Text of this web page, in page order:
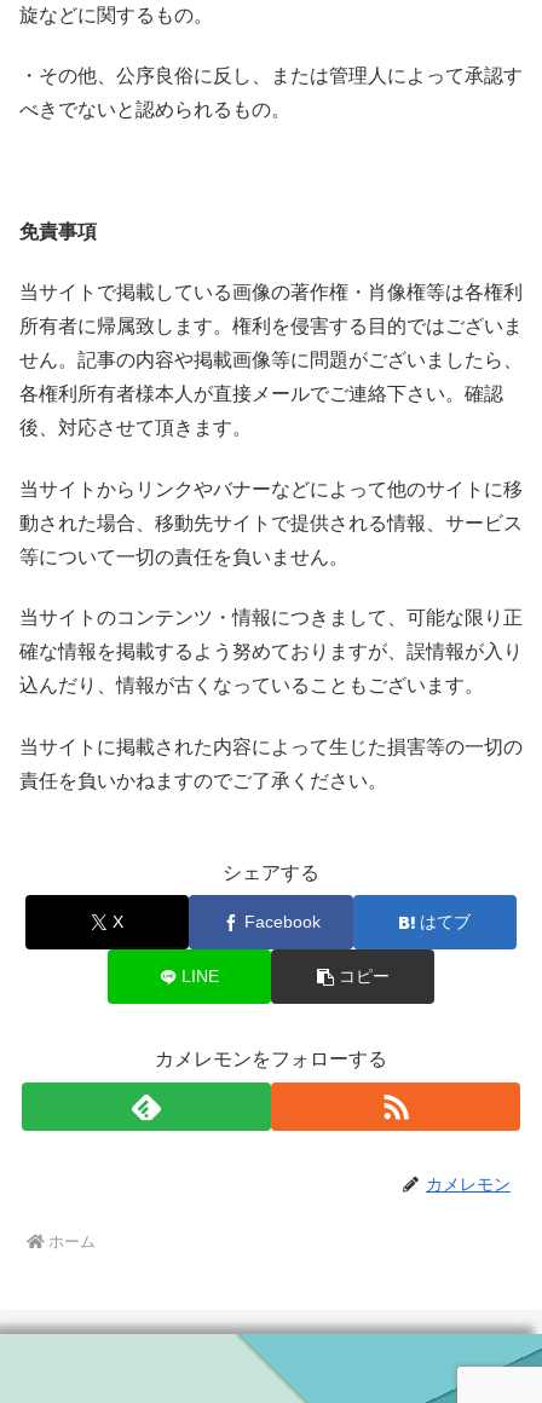
旋などに関するもの。
・その他、公序良俗に反し、または管理人によって承認す
べきでないと認められるもの。
免責事項
当サイトで掲載している画像の著作権・肖像権等は各権利
所有者に帰属致します。権利を侵害する目的ではございま
せん。記事の内容や掲載画像等に問題がございましたら、
各権利所有者様本人が直接メールでご連絡下さい。確認
後、対応させて頂きます。
当サイトからリンクやバナーなどによって他のサイトに移
動された場合、移動先サイトで提供される情報、サービス
等について一切の責任を負いません。
当サイトのコンテンツ・情報につきまして、可能な限り正
確な情報を掲載するよう努めておりますが、誤情報が入り
込んだり、情報が古くなっていることもございます。
当サイトに掲載された内容によって生じた損害等の一切の
責任を負いかねますのでご了承ください。
シェアする
X Facebook はてブ
LINE コピー
カメレモンをフォローする
カメレモン
ホーム